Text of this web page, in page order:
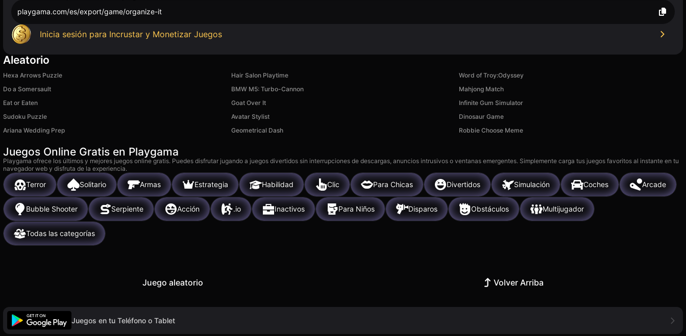
playgama.com/es/export/game/organize-it
Inicia sesión para Incrustar y Monetizar Juegos
Aleatorio
Hexa Arrows Puzzle Hair Salon Playtime
Word of Troy:Odyssey
Do a Somersault
BMW M5: Turbo-Cannon
Mahjong Match
Eat or Eaten
Goat Over It
Infinite Gum Simulator
Sudoku Puzzle
Avatar Stylist
Dinosaur Game
Ariana Wedding Prep
Geometrical Dash Robbie Choose Meme
Juegos Online Gratis en Playgama
Playgama ofrece los últimos y mejores juegos online gratis. Puedes disfrutar jugando a juegos divertidos sin interrupciones de descargas, anuncios intrusivos o ventanas emergentes. Simplemente carga tus juegos favoritos al instante en tu
navegador web y disfruta de la experiencia.
Terror Solitario Armas Estrategia Habilidad Clic Para Chicas Divertidos Simulación Coches Arcade
Bubble Shooter Serpiente Acción .io Inactivos Para Niños Disparos Obstáculos Multijugador
Todas las categorías
Juego aleatorio Volver Arriba
Juegos en tu Teléfono o Tablet